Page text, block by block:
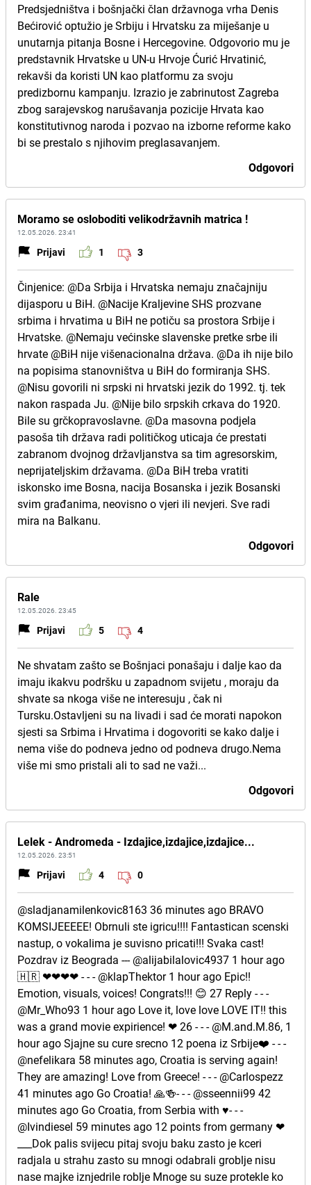
Predsjedništva i bošnjački član državnoga vrha Denis
Bećirović optužio je Srbiju i Hrvatsku za miješanje u
unutarnja pitanja Bosne i Hercegovine. Odgovorio mu je
predstavnik Hrvatske u UN-u Hrvoje Ćurić Hrvatinić,
rekavši da koristi UN kao platformu za svoju
predizbornu kampanju. Izrazio je zabrinutost Zagreba
zbog sarajevskog narušavanja pozicije Hrvata kao
konstitutivnog naroda i pozvao na izborne reforme kako
bi se prestalo s njihovim preglasavanjem.
Odgovori
Moramo se osloboditi velikodržavnih matrica !
12.05.2026. 23:41
Prijavi 1 3
Činjenice: @Da Srbija i Hrvatska nemaju značajniju
dijasporu u BiH. @Nacije Kraljevine SHS prozvane
srbima i hrvatima u BiH ne potiču sa prostora Srbije i
Hrvatske. @Nemaju većinske slavenske pretke srbe ili
hrvate @BiH nije višenacionalna država. @Da ih nije bilo
na popisima stanovništva u BiH do formiranja SHS.
@Nisu govorili ni srpski ni hrvatski jezik do 1992. tj. tek
nakon raspada Ju. @Nije bilo srpskih crkava do 1920.
Bile su grčkopravoslavne. @Da masovna podjela
pasoša tih država radi političkog uticaja će prestati
zabranom dvojnog državljanstva sa tim agresorskim,
neprijateljskim državama. @Da BiH treba vratiti
iskonsko ime Bosna, nacija Bosanska i jezik Bosanski
svim građanima, neovisno o vjeri ili nevjeri. Sve radi
mira na Balkanu.
Odgovori
Rale
12.05.2026. 23:45
Prijavi 5 4
Ne shvatam zašto se Bošnjaci ponašaju i dalje kao da
imaju ikakvu podršku u zapadnom svijetu , moraju da
shvate sa nkoga više ne interesuju , čak ni
Tursku.Ostavljeni su na livadi i sad će morati napokon
sjesti sa Srbima i Hrvatima i dogovoriti se kako dalje i
nema više do podneva jedno od podneva drugo.Nema
više mi smo pristali ali to sad ne važi...
Odgovori
Lelek - Andromeda - Izdajice,izdajice,izdajice...
12.05.2026. 23:51
Prijavi 4 0
@sladjanamilenkovic8163 36 minutes ago BRAVO
KOMSIJEEEEE! Obrnuli ste igricu!!!! Fantastican scenski
nastup, o vokalima je suvisno pricati!!! Svaka cast!
Pozdrav iz Beograda --- @alijabilalovic4937 1 hour ago
🇭🇷 ❤❤❤❤ - - - @klapThektor 1 hour ago Epic!!
Emotion, visuals, voices! Congrats!!! 😊 27 Reply - - -
@Mr_Who93 1 hour ago Love it, love love LOVE IT!! this
was a grand movie expirience! ❤ 26 - - - @M.and.M.86, 1
hour ago Sjajne su cure srecno 12 poena iz Srbije❤️ - - -
@nefelikara 58 minutes ago, Croatia is serving again!
They are amazing! Love from Greece! - - - @Carlospezz
41 minutes ago Go Croatia! 🙏🍻- - - @sseennii99 42
minutes ago Go Croatia, from Serbia with ♥️- - -
@Ivindiesel 59 minutes ago 12 points from germany ❤
___Dok palis svijecu pitaj svoju baku zasto je kceri
radjala u strahu zasto su mnogi odabrali groblje nisu
nase majke iznjedrile roblje Mnoge su suze protekle ko